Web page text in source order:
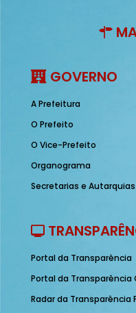
GOVERNO
A Prefeitura
O Prefeito
O Vice-Prefeito
Organograma
Secretarias e Autarquias
Portal da Transparência
Portal da Transparência
Radar da Transparência